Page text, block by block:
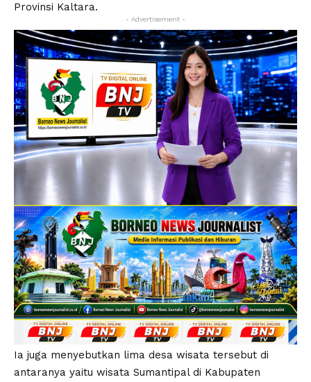
Provinsi Kaltara.
- Advertisement -
Ia juga menyebutkan lima desa wisata tersebut di
antaranya yaitu wisata Sumantipal di Kabupaten